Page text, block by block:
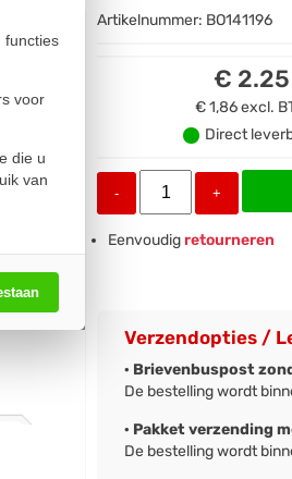
functies
voor
die u
van
Artikelnummer: BO141196
€ 2.25
€ 1,86excl.
Direct
- +
Eenvoudigretourneren
Verzendopties /
· Brievenbuspost
De bestelling wordt
· Pakket verzending
De bestelling wordt